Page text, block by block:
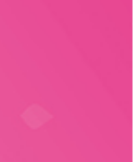
JOBS DES
d) Technik
UK (m/w/d)